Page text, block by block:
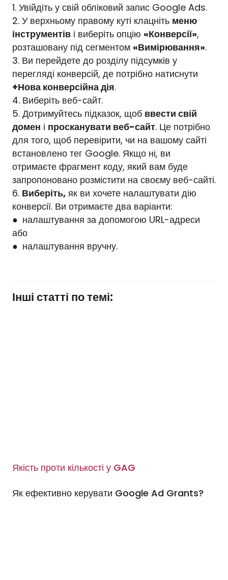
1. Увійдіть у свій обліковий запис Google Ads.
2. У верхньому правому куті клацніть меню
інструментів і виберіть опцію «Конверсії»,
розташовану під сегментом «Вимірювання».
3. Ви перейдете до розділу підсумків у
перегляді конверсій, де потрібно натиснути
+Нова конверсійна дія.
4. Виберіть веб-сайт.
5. Дотримуйтесь підказок, щоб ввести свій
домен і просканувати веб-сайт. Це потрібно
для того, щоб перевірити, чи на вашому сайті
встановлено тег Google. Якщо ні, ви
отримаєте фрагмент коду, який вам буде
запропоновано розмістити на своєму веб-сайті.
6. Виберіть, як ви хочете налаштувати дію
конверсії. Ви отримаєте два варіанти:
● налаштування за допомогою URL-адреси
або
● налаштування вручну.
Інші статті по темі:
Якість проти кількості у GAG
Як ефективно керувати Google Ad Grants?